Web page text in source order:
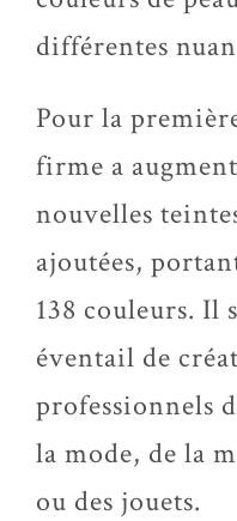
différentes
Pour la
firme a
nouvelles
ajoutées,
138 couleurs. Il
éventail de
professionnels
la mode, de la
ou des jouets.